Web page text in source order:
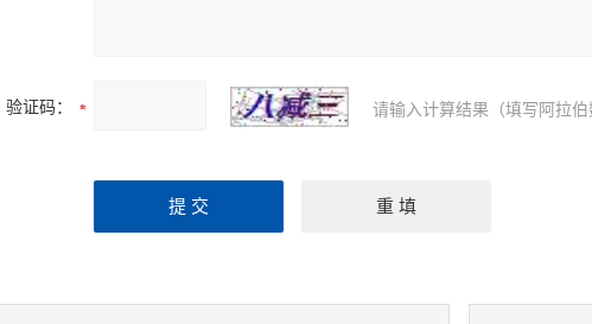
验证码： 请输入计算结果（填写阿拉